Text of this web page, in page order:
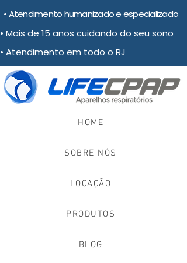
• Atendimento humanizado e especializado
• Mais de 15 anos cuidando do seu sono
• Atendimento em todo o RJ
HOME
SOBRE NÓS
LOCAÇÃO
PRODUTOS
BLOG